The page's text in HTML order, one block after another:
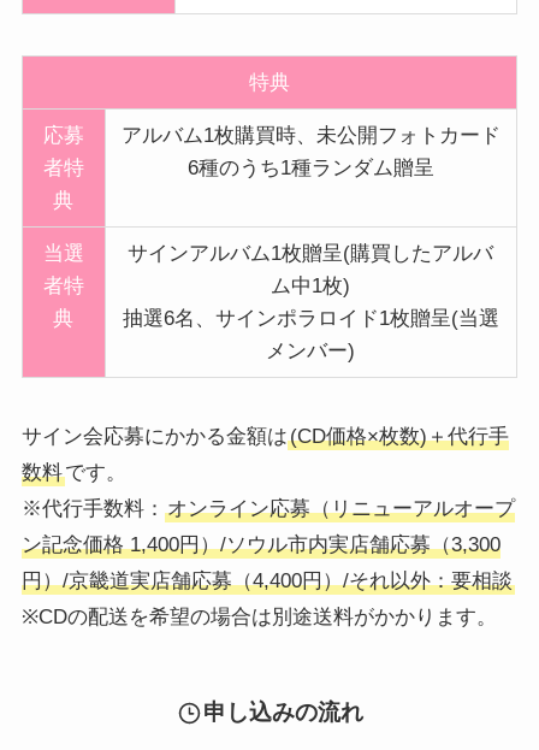
特典
応募
者特
典
アルバム1枚購買時、未公開フォトカード
6種のうち1種ランダム贈呈
当選
者特
典
サインアルバム1枚贈呈(購買したアルバ
ム中1枚)
抽選6名、サインポラロイド1枚贈呈(当選
メンバー)
サイン会応募にかかる金額は(CD価格×枚数)＋代行手
数料です。
※代行手数料： オンライン応募（リニューアルオープ
ン記念価格 1,400円）/ソウル市内実店舗応募（3,300
円）/京畿道実店舗応募（4,400円）/それ以外：要相談
※CDの配送を希望の場合は別途送料がかかります。
申し込みの流れ